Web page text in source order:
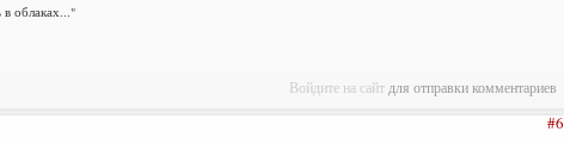
облаках..."
Войдите на сайт для отправки комментариев
#6